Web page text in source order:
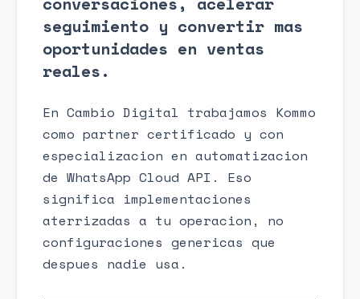
seguimiento y convertir mas
oportunidades en ventas
reales.
En Cambio Digital trabajamos Kommo
como partner certificado y con
especializacion en automatizacion
de WhatsApp Cloud API. Eso
significa implementaciones
aterrizadas a tu operacion, no
configuraciones genericas que
despues nadie usa.